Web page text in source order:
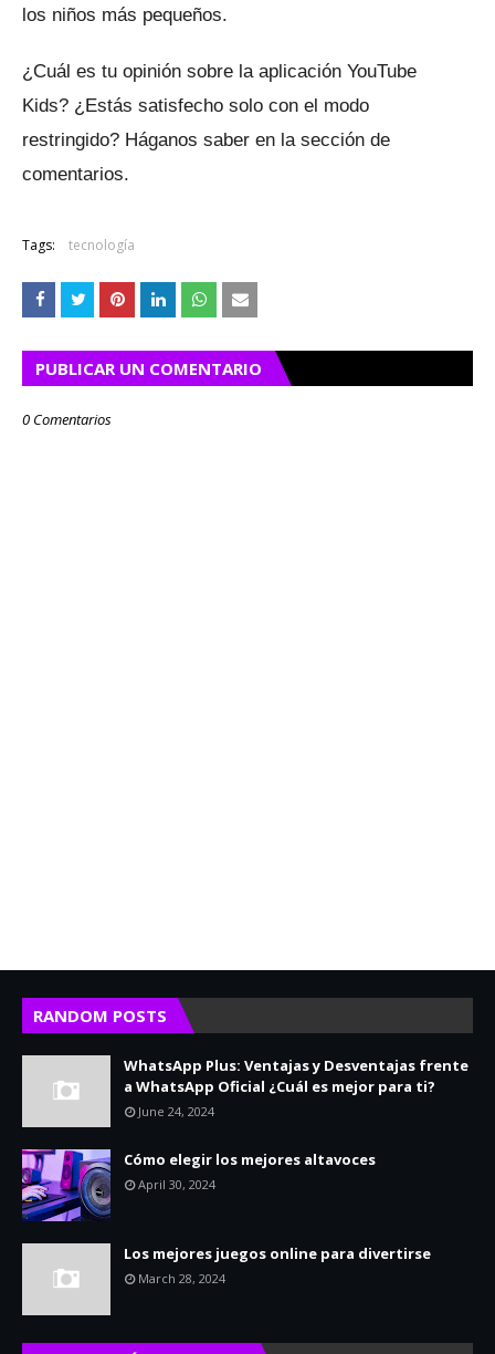
los niños más pequeños.
¿Cuál es tu opinión sobre la aplicación YouTube
Kids? ¿Estás satisfecho solo con el modo
restringido? Háganos saber en la sección de
comentarios.
Tags: tecnología
PUBLICAR UN COMENTARIO
0 Comentarios
RANDOM POSTS
WhatsApp Plus: Ventajas y Desventajas frente
a WhatsApp Oficial ¿Cuál es mejor para ti?
June 24, 2024
Cómo elegir los mejores altavoces
April 30, 2024
Los mejores juegos online para divertirse
March 28, 2024